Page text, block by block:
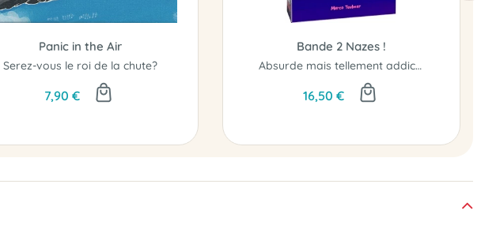
Panic in the Air
Serez-vous le roi de la chute?
7,90 €
Bande 2 Nazes !
Absurde mais tellement addictif !
16,50 €